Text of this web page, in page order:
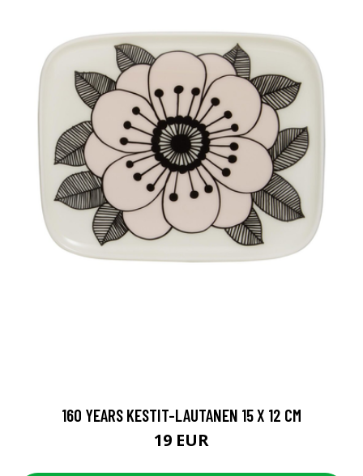
160 YEARS KESTIT-LAUTANEN 15 X 12 CM
19 EUR